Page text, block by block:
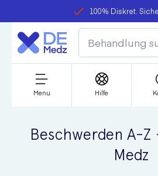
100% Diskret.
Menu Hilfe
Beschwerden A-
Medz